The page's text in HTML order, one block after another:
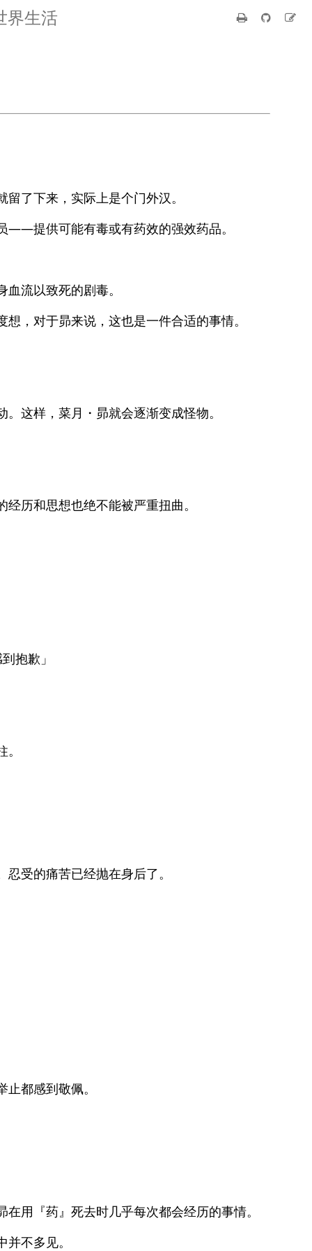
界生活
了下来，实际上是个门外汉。
提供可能有毒或有药效的强效药品。
流以致死的剧毒。
，对于昴来说，这也是一件合适的事情。
这样，菜月・昴就会逐渐变成怪物。
历和思想也绝不能被严重扭曲。
抱歉」
受的痛苦已经抛在身后了。
都感到敬佩。
用『药』死去时几乎每次都会经历的事情。
不多见。